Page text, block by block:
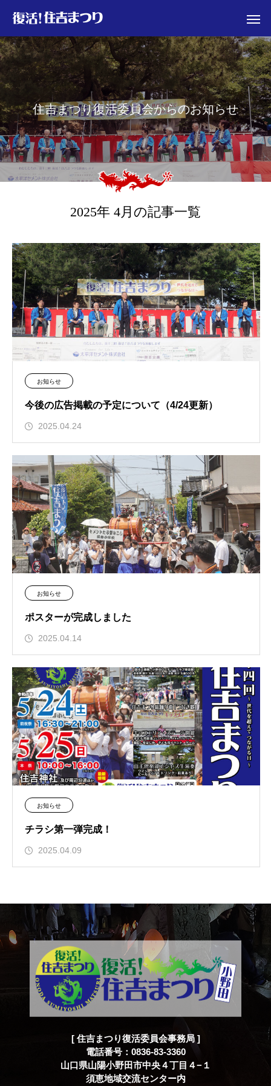
住吉まつり復活委員会からのお知らせ
2025年 4月の記事一覧
お知らせ
今後の広告掲載の予定について（4/24更新）
2025.04.24
お知らせ
ポスターが完成しました
2025.04.14
お知らせ
チラシ第一弾完成！
2025.04.09
[ 住吉まつり復活委員会事務局 ]
電話番号：0836-83-3360
山口県山陽小野田市中央４丁目４−１
須恵地域交流センター内